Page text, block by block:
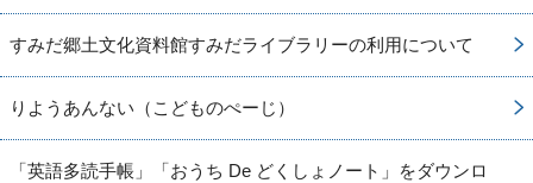
すみだ郷土文化資料館すみだライブラリーの利用について
りようあんない（こどものぺーじ）
「英語多読手帳」「おうち De どくしょノート」をダウンロ